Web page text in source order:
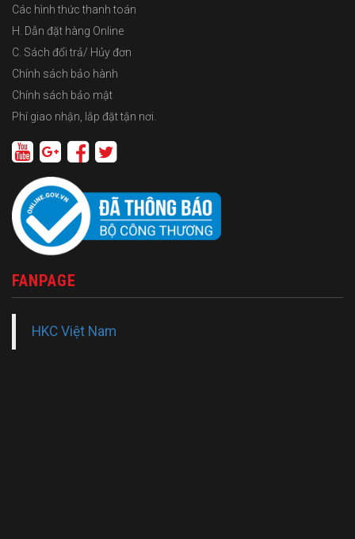
Các hình thức thanh toán
H. Dẫn đặt hàng Online
C. Sách đổi trả/ Hủy đơn
Chính sách bảo hành
Chính sách bảo mật
Phí giao nhận, lắp đặt tận nơi.
FANPAGE
HKC Việt Nam